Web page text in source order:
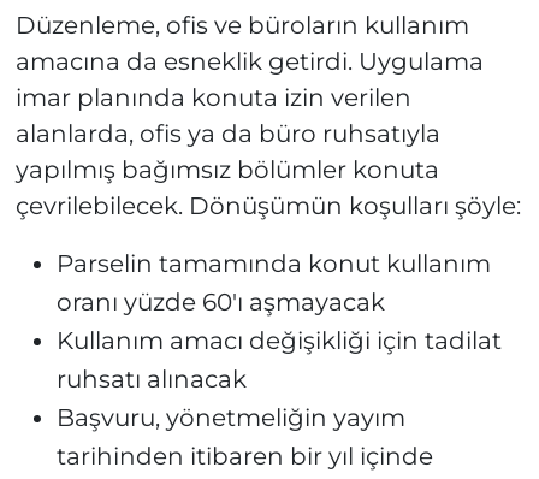
Düzenleme, ofis ve büroların kullanım
amacına da esneklik getirdi. Uygulama
imar planında konuta izin verilen
alanlarda, ofis ya da büro ruhsatıyla
yapılmış bağımsız bölümler konuta
çevrilebilecek. Dönüşümün koşulları şöyle:
Parselin tamamında konut kullanım
oranı yüzde 60'ı aşmayacak
Kullanım amacı değişikliği için tadilat
ruhsatı alınacak
Başvuru, yönetmeliğin yayım
tarihinden itibaren bir yıl içinde